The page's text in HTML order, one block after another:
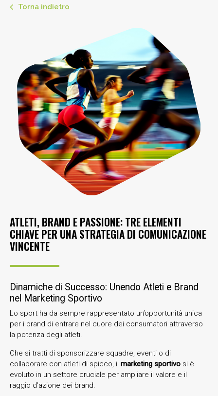
Torna indietro
ATLETI, BRAND E PASSIONE: TRE ELEMENTI
CHIAVE PER UNA STRATEGIA DI COMUNICAZIONE
VINCENTE
Dinamiche di Successo: Unendo Atleti e Brand
nel Marketing Sportivo
Lo sport ha da sempre rappresentato un’opportunità unica
per i brand di entrare nel cuore dei consumatori attraverso
la potenza degli atleti.
Che si tratti di sponsorizzare squadre, eventi o di
collaborare con atleti di spicco, il marketing sportivo si è
evoluto in un settore cruciale per ampliare il valore e il
raggio d’azione dei brand.